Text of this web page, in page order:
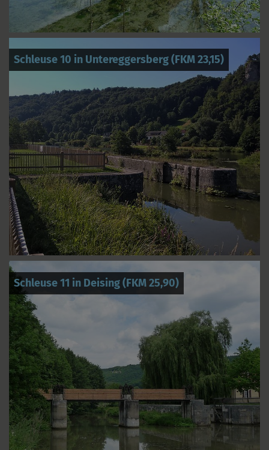
Schleuse 10 in Untereggersberg (FKM 23,15)
Schleuse 11 in Deising (FKM 25,90)